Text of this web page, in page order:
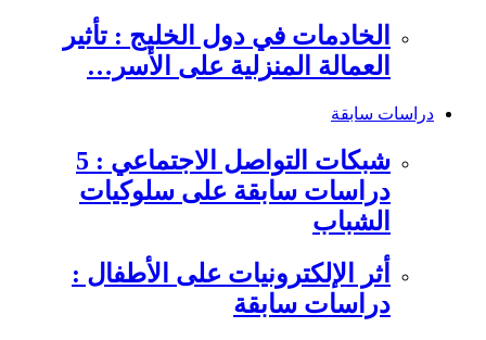
الخادمات في دول الخليج : تأثير
العمالة المنزلية على الأسر…
دراسات سابقة
شبكات التواصل الاجتماعي : 5
دراسات سابقة على سلوكيات
الشباب
أثر الإلكترونيات على الأطفال :
دراسات سابقة